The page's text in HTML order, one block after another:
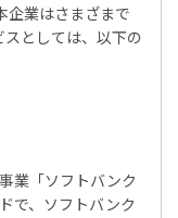
企業はさまざまで
としては、以下の
業「ソフトバンク
で、ソフトバンク